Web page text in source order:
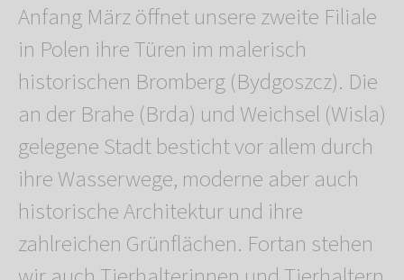
Anfang März öffnet unsere zweite Filiale
in Polen ihre Türen im malerisch
historischen Bromberg (Bydgoszcz). Die
an der Brahe (Brda) und Weichsel (Wisla)
gelegene Stadt besticht vor allem durch
ihre Wasserwege, moderne aber auch
historische Architektur und ihre
zahlreichen Grünflächen. Fortan stehen